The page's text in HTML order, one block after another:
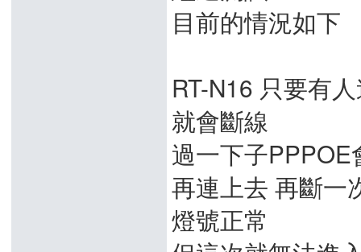
目前的情況如下
RT-N16 只要有
就會斷線
過一下子
再連上去 再斷一
燈號正常